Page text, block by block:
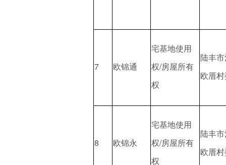
7 欧锦通
宅基地使用
权/房屋所有
权
陆丰
欧厝
8 欧锦永
宅基地使用
权/房屋所有
权
陆丰
欧厝